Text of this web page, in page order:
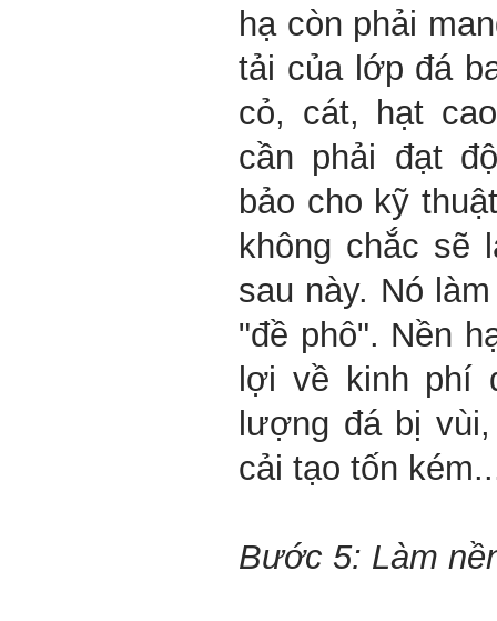
hạ còn phải
tải của lớp đá
cỏ, cát, hạt
cần phải đạt
bảo cho kỹ
không chắc sẽ
sau này. Nó
"đề phô". Nền
lợi về kinh phí
lượng đá bị
cải tạo tốn
Bước 5: Làm